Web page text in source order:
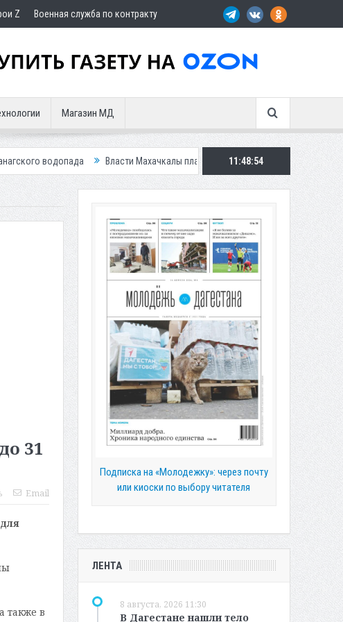
Z Военная служба по контракту
Магазин МД
Власти Махачкалы планирует внедрить новую систему для улучшения
11:48:56
31
Email
также в
Подписка на «Молодежку»: через почту
или киоски по выбору читателя
ЛЕНТА
8 августа, 2026 11:30
В Дагестане нашли тело